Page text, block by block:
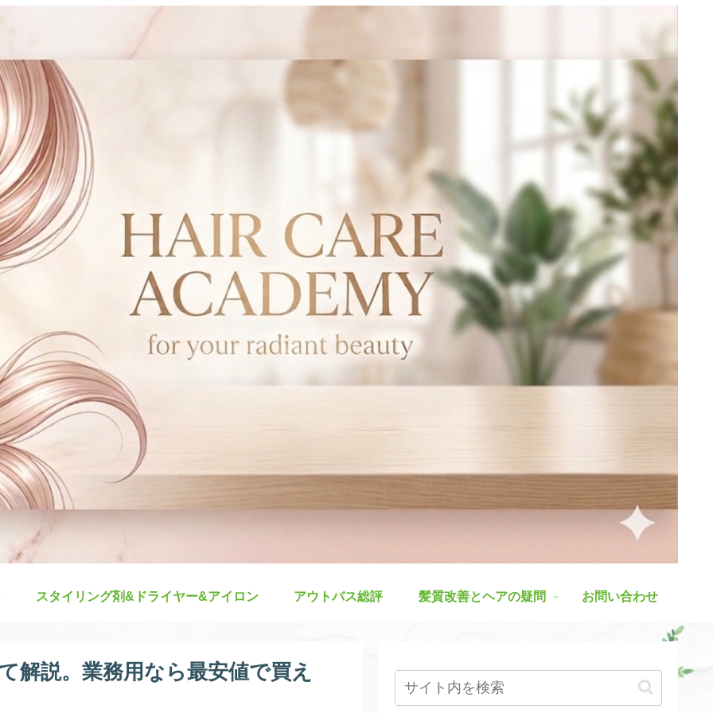
スタイリング剤&ドライヤー&アイロン アウトバス総評 髪質改善とヘアの疑問 お問い合わせ
解説。業務用なら最安値で買え